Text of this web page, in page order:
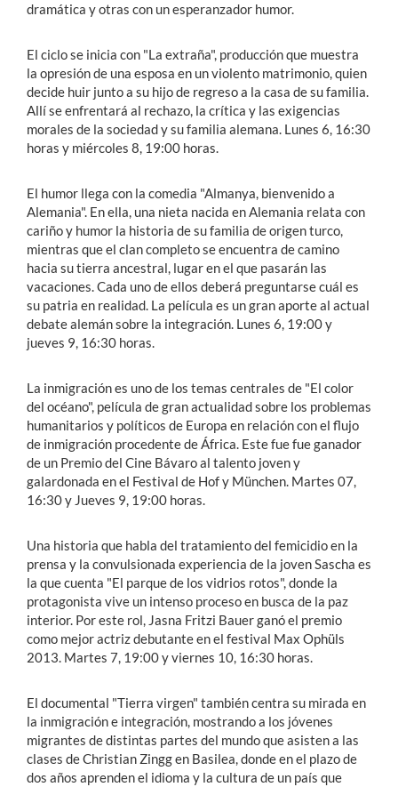
dramática y otras con un esperanzador humor.
El ciclo se inicia con "La extraña", producción que muestra
la opresión de una esposa en un violento matrimonio, quien
decide huir junto a su hijo de regreso a la casa de su familia.
Allí se enfrentará al rechazo, la crítica y las exigencias
morales de la sociedad y su familia alemana. Lunes 6, 16:30
horas y miércoles 8, 19:00 horas.
El humor llega con la comedia "Almanya, bienvenido a
Alemania". En ella, una nieta nacida en Alemania relata con
cariño y humor la historia de su familia de origen turco,
mientras que el clan completo se encuentra de camino
hacia su tierra ancestral, lugar en el que pasarán las
vacaciones. Cada uno de ellos deberá preguntarse cuál es
su patria en realidad. La película es un gran aporte al actual
debate alemán sobre la integración. Lunes 6, 19:00 y
jueves 9, 16:30 horas.
La inmigración es uno de los temas centrales de "El color
del océano", película de gran actualidad sobre los problemas
humanitarios y políticos de Europa en relación con el flujo
de inmigración procedente de África. Este fue fue ganador
de un Premio del Cine Bávaro al talento joven y
galardonada en el Festival de Hof y München. Martes 07,
16:30 y Jueves 9, 19:00 horas.
Una historia que habla del tratamiento del femicidio en la
prensa y la convulsionada experiencia de la joven Sascha es
la que cuenta "El parque de los vidrios rotos", donde la
protagonista vive un intenso proceso en busca de la paz
interior. Por este rol, Jasna Fritzi Bauer ganó el premio
como mejor actriz debutante en el festival Max Ophüls
2013. Martes 7, 19:00 y viernes 10, 16:30 horas.
El documental "Tierra virgen" también centra su mirada en
la inmigración e integración, mostrando a los jóvenes
migrantes de distintas partes del mundo que asisten a las
clases de Christian Zingg en Basilea, donde en el plazo de
dos años aprenden el idioma y la cultura de un país que